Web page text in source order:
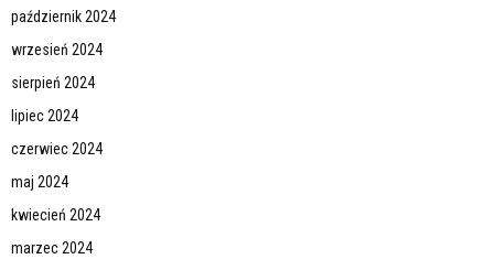
październik 2024
wrzesień 2024
sierpień 2024
lipiec 2024
czerwiec 2024
maj 2024
kwiecień 2024
marzec 2024